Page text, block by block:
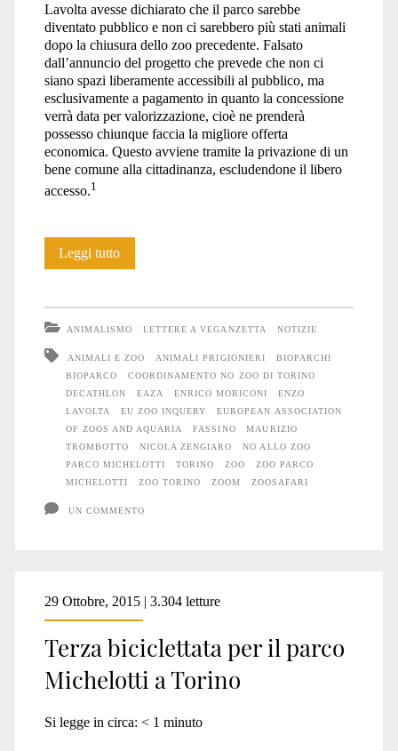
Lavolta avesse dichiarato che il parco sarebbe
diventato pubblico e non ci sarebbero più stati animali
dopo la chiusura dello zoo precedente. Falsato
dall’annuncio del progetto che prevede che non ci
siano spazi liberamente accessibili al pubblico, ma
esclusivamente a pagamento in quanto la concessione
verrà data per valorizzazione, cioè ne prenderà
possesso chiunque faccia la migliore offerta
economica. Questo avviene tramite la privazione di un
bene comune alla cittadinanza, escludendone il libero
accesso.1
Leggi tuttoTorino:
riapertura
dello
zoo
nel
Parco
ANIMALISMO LETTERE A VEGANZETTA NOTIZIE
ANIMALI E ZOO ANIMALI PRIGIONIERI
BIOPARCHI
BIOPARCO
COORDINAMENTO NO ZOO DI TORINO
DECATHLON
EAZA ENRICO MORICONI
ENZO
LAVOLTA
EU ZOO INQUERY
EUROPEAN ASSOCIATION
OF ZOOS AND AQUARIA
FASSINO
MAURIZIO
TROMBOTTO
NICOLA ZENGIARO
NO ALLO ZOO
PARCO MICHELOTTI
TORINO ZOO
ZOO PARCO
MICHELOTTI
ZOO TORINO ZOOM ZOOSAFARI
UN COMMENTO
29 Ottobre, 2015 | 3.304 letture
Terza biciclettata per il parco
Michelotti a Torino
Si legge in circa: < 1 minuto